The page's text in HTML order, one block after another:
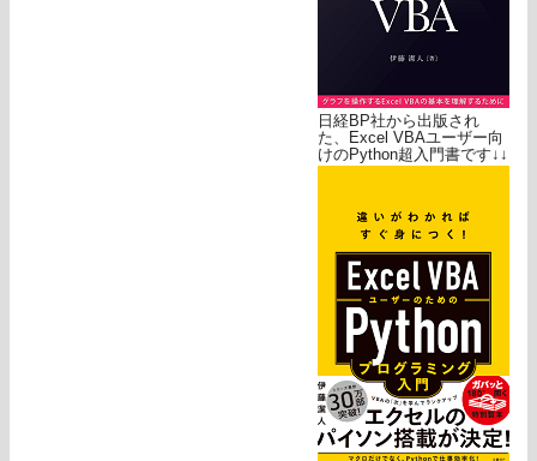
日経BP社から出版され
た、Excel VBAユーザー向
けのPython超入門書です↓↓